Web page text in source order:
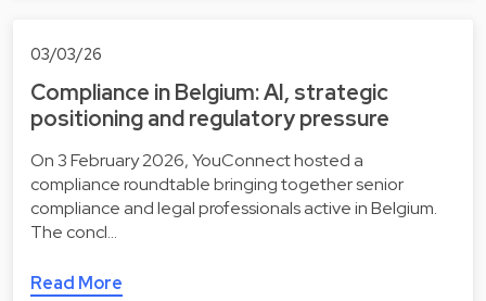
03/03/26
Compliance in Belgium: AI, strategic
positioning and regulatory pressure
On 3 February 2026, YouConnect hosted a
compliance roundtable bringing together senior
compliance and legal professionals active in Belgium.
The concl…
Read More